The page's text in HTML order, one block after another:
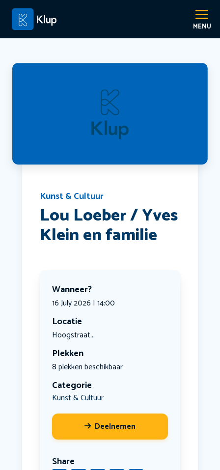
Kunst & Cultuur
Lou Loeber / Yves
Klein en familie
Wanneer?
16 July 2026 | 14:00
Locatie
Hoogstraat...
Plekken
8 plekken beschikbaar
Categorie
Kunst & Cultuur
Deelnemen
Share